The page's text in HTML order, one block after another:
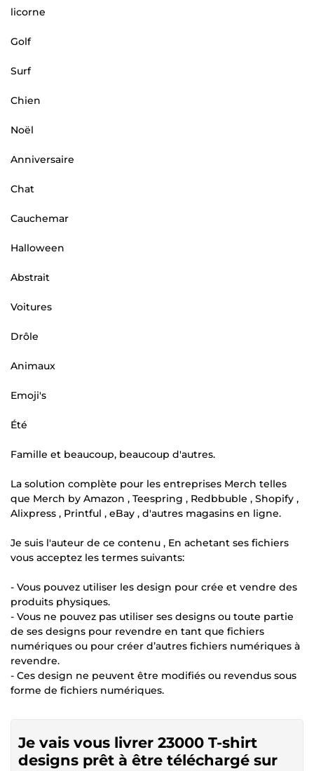
licorne
Golf
Surf
Chien
Noël
Anniversaire
Chat
Cauchemar
Halloween
Abstrait
Voitures
Drôle
Animaux
Emoji's
Été
Famille et beaucoup, beaucoup d'autres.
La solution complète pour les entreprises Merch telles
que Merch by Amazon , Teespring , Redbbuble , Shopify ,
Alixpress , Printful , eBay , d'autres magasins en ligne.
Je suis l'auteur de ce contenu , En achetant ses fichiers
vous acceptez les termes suivants:
- Vous pouvez utiliser les design pour crée et vendre des
produits physiques.
- Vous ne pouvez pas utiliser ses designs ou toute partie
de ses designs pour revendre en tant que fichiers
numériques ou pour créer d’autres fichiers numériques à
revendre.
- Ces design ne peuvent être modifiés ou revendus sous
forme de fichiers numériques.
Je vais vous livrer 23000 T-shirt
designs prêt à être téléchargé sur